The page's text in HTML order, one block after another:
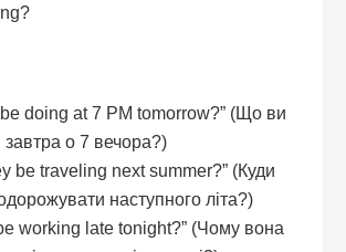
doing at 7 PM tomorrow?” (Що ви
завтра о 7 вечора?)
be traveling next summer?” (Куди
наступного літа?)
working late tonight?” (Чому вона